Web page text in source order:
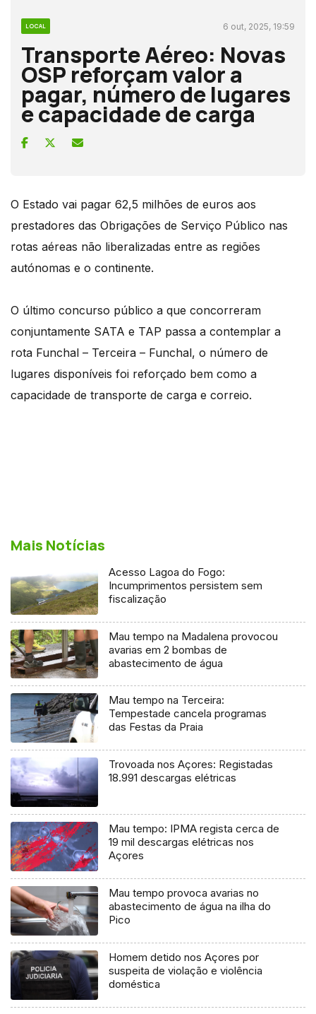
LOCAL 6 out, 2025, 19:59
Transporte Aéreo: Novas
OSP reforçam valor a
pagar, número de lugares
e capacidade de carga
O Estado vai pagar 62,5 milhões de euros aos
prestadores das Obrigações de Serviço Público nas
rotas aéreas não liberalizadas entre as regiões
autónomas e o continente.
O último concurso público a que concorreram
conjuntamente SATA e TAP passa a contemplar a
rota Funchal – Terceira – Funchal, o número de
lugares disponíveis foi reforçado bem como a
capacidade de transporte de carga e correio.
Mais Notícias
Acesso Lagoa do Fogo:
Incumprimentos persistem sem
fiscalização
Mau tempo na Madalena provocou
avarias em 2 bombas de
abastecimento de água
Mau tempo na Terceira:
Tempestade cancela programas
das Festas da Praia
Trovoada nos Açores: Registadas
18.991 descargas elétricas
Mau tempo: IPMA regista cerca de
19 mil descargas elétricas nos
Açores
Mau tempo provoca avarias no
abastecimento de água na ilha do
Pico
Homem detido nos Açores por
suspeita de violação e violência
doméstica